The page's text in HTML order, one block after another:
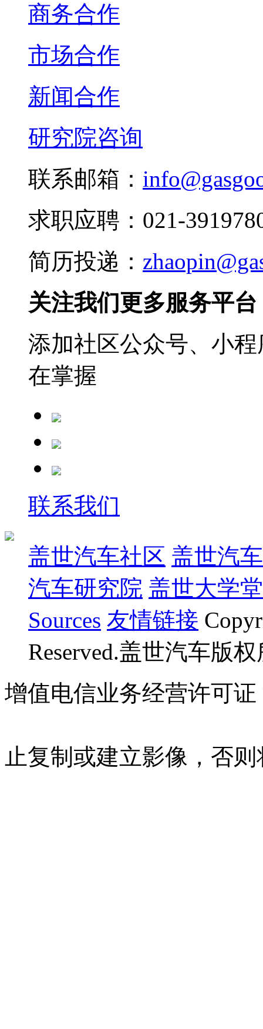
商务合作
市场合作
新闻合作
研究院咨询
联系邮箱：
求职应聘：021-
简历投递：
关注我们更多服务平台
添加社区公众号、小
在掌握
联系我们
盖世汽车社区 盖世汽
汽车研究院 盖世大学堂
Sources 友情链接
Reserved.盖世汽车版
增值电信业务经营许可证
止复制或建立影像，否